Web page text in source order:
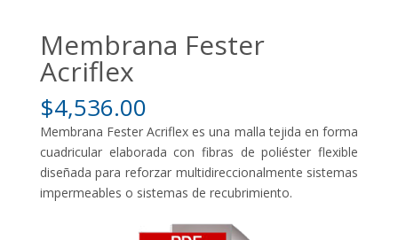
Membrana Fester
Acriflex
$4,536.00
Membrana Fester Acriflex es una malla tejida en forma
cuadricular elaborada con fibras de poliéster flexible
diseñada para reforzar multidireccionalmente sistemas
impermeables o sistemas de recubrimiento.